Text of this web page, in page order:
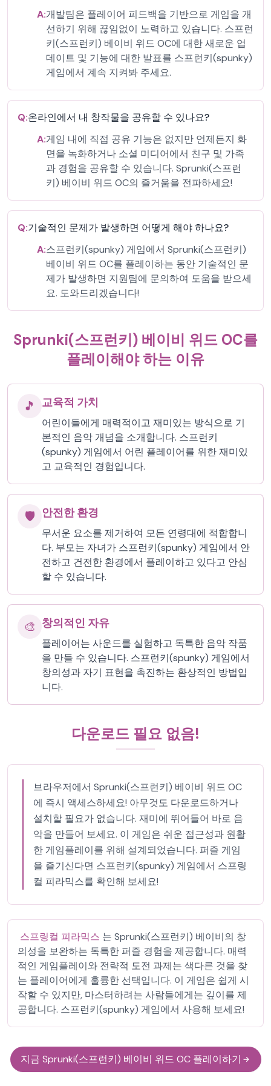
A:개발팀은 플레이어 피드백을 기반으로 게임을 개
선하기 위해 끊임없이 노력하고 있습니다. 스프런
키(스프런키) 베이비 위드 OC에 대한 새로운 업
데이트 및 기능에 대한 발표를 스프런키(spunky)
게임에서 계속 지켜봐 주세요.
Q:온라인에서 내 창작물을 공유할 수 있나요?
A:게임 내에 직접 공유 기능은 없지만 언제든지 화
면을 녹화하거나 소셜 미디어에서 친구 및 가족
과 경험을 공유할 수 있습니다. Sprunki(스프런
키) 베이비 위드 OC의 즐거움을 전파하세요!
Q:기술적인 문제가 발생하면 어떻게 해야 하나요?
A:스프런키(spunky) 게임에서 Sprunki(스프런키)
베이비 위드 OC를 플레이하는 동안 기술적인 문
제가 발생하면 지원팀에 문의하여 도움을 받으세
요. 도와드리겠습니다!
Sprunki(스프런키) 베이비 위드 OC를
플레이해야 하는 이유
🎵 교육적 가치
어린이들에게 매력적이고 재미있는 방식으로 기
본적인 음악 개념을 소개합니다. 스프런키
(spunky) 게임에서 어린 플레이어를 위한 재미있
고 교육적인 경험입니다.
🛡️ 안전한 환경
무서운 요소를 제거하여 모든 연령대에 적합합니
다. 부모는 자녀가 스프런키(spunky) 게임에서 안
전하고 건전한 환경에서 플레이하고 있다고 안심
할 수 있습니다.
🎨 창의적인 자유
플레이어는 사운드를 실험하고 독특한 음악 작품
을 만들 수 있습니다. 스프런키(spunky) 게임에서
창의성과 자기 표현을 촉진하는 환상적인 방법입
니다.
다운로드 필요 없음!
브라우저에서 Sprunki(스프런키) 베이비 위드 OC
에 즉시 액세스하세요! 아무것도 다운로드하거나
설치할 필요가 없습니다. 재미에 뛰어들어 바로 음
악을 만들어 보세요. 이 게임은 쉬운 접근성과 원활
한 게임플레이를 위해 설계되었습니다. 퍼즐 게임
을 즐기신다면 스프런키(spunky) 게임에서 스프링
컬 피라믹스를 확인해 보세요!
스프링컬 피라믹스 는 Sprunki(스프런키) 베이비의 창
의성을 보완하는 독특한 퍼즐 경험을 제공합니다. 매력
적인 게임플레이와 전략적 도전 과제는 색다른 것을 찾
는 플레이어에게 훌륭한 선택입니다. 이 게임은 쉽게 시
작할 수 있지만, 마스터하려는 사람들에게는 깊이를 제
공합니다. 스프런키(spunky) 게임에서 사용해 보세요!
지금 Sprunki(스프런키) 베이비 위드 OC 플레이하기